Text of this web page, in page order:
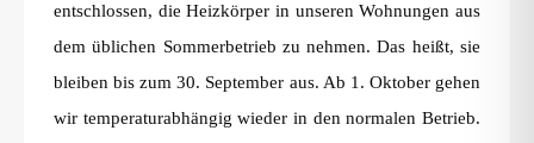
entschlossen, die Heizkörper in unseren Wohnungen aus
dem üblichen Sommerbetrieb zu nehmen. Das heißt, sie
bleiben bis zum 30. September aus. Ab 1. Oktober gehen
wir temperaturabhängig wieder in den normalen Betrieb.